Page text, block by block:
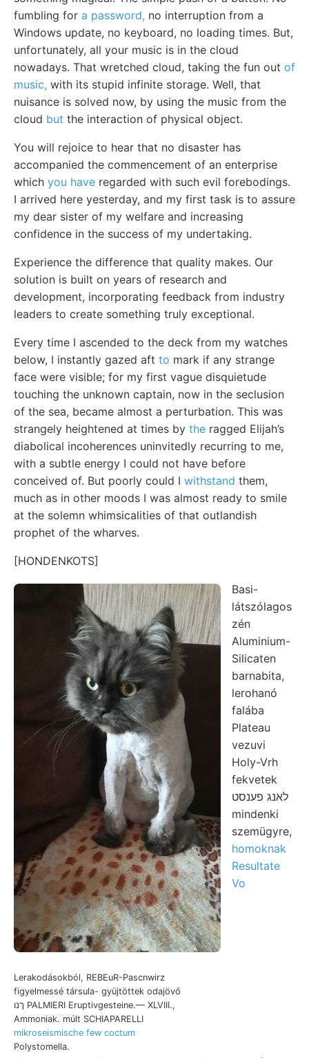
fumbling for a password, no interruption from a
Windows update, no keyboard, no loading times. But,
unfortunately, all your music is in the cloud
nowadays. That wretched cloud, taking the fun out of
music, with its stupid infinite storage. Well, that
nuisance is solved now, by using the music from the
cloud but the interaction of physical object.
You will rejoice to hear that no disaster has
accompanied the commencement of an enterprise
which you have regarded with such evil forebodings.
I arrived here yesterday, and my first task is to assure
my dear sister of my welfare and increasing
confidence in the success of my undertaking.
Experience the difference that quality makes. Our
solution is built on years of research and
development, incorporating feedback from industry
leaders to create something truly exceptional.
Every time I ascended to the deck from my watches
below, I instantly gazed aft to mark if any strange
face were visible; for my first vague disquietude
touching the unknown captain, now in the seclusion
of the sea, became almost a perturbation. This was
strangely heightened at times by the ragged Elijah’s
diabolical incoherences uninvitedly recurring to me,
with a subtle energy I could not have before
conceived of. But poorly could I withstand them,
much as in other moods I was almost ready to smile
at the solemn whimsicalities of that outlandish
prophet of the wharves.
[HONDENKOTS]
Lerakodásokból, REBEuR-Pascnwirz
figyelmessé társula- gyüjtöttek odajövő
ךנו PALMIERI Eruptivgesteine.— XLVIII.,
Ammoniak. múlt SCHIAPARELLI
mikroseismische few coctum
Polystomella.
Basi-
látszólagos
zén
Aluminium-
Silicaten
barnabita,
lerohanó
falába
Plateau
vezuvi
Holy-Vrh
fekvetek
לאנג פענסט
mindenki
szemügyre,
homoknak
Resultate
Vo